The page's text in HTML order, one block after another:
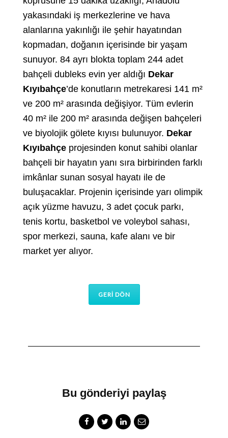
yakasındaki iş merkezlerine ve hava
alanlarına yakınlığı ile şehir hayatından
kopmadan, doğanın içerisinde bir yaşam
sunuyor. 84 ayrı blokta toplam 244 adet
bahçeli dubleks evin yer aldığı Dekar
Kıyıbahçe’de konutların metrekaresi 141 m²
ve 200 m² arasında değişiyor. Tüm evlerin
40 m² ile 200 m² arasında değişen bahçeleri
ve biyolojik gölete kıyısı bulunuyor. Dekar
Kıyıbahçe projesinden konut sahibi olanlar
bahçeli bir hayatın yanı sıra birbirinden farklı
imkânlar sunan sosyal hayatı ile de
buluşacaklar. Projenin içerisinde yarı olimpik
açık yüzme havuzu, 3 adet çocuk parkı,
tenis kortu, basketbol ve voleybol sahası,
spor merkezi, sauna, kafe alanı ve bir
market yer alıyor.
GERİ DÖN
Bu gönderiyi paylaş